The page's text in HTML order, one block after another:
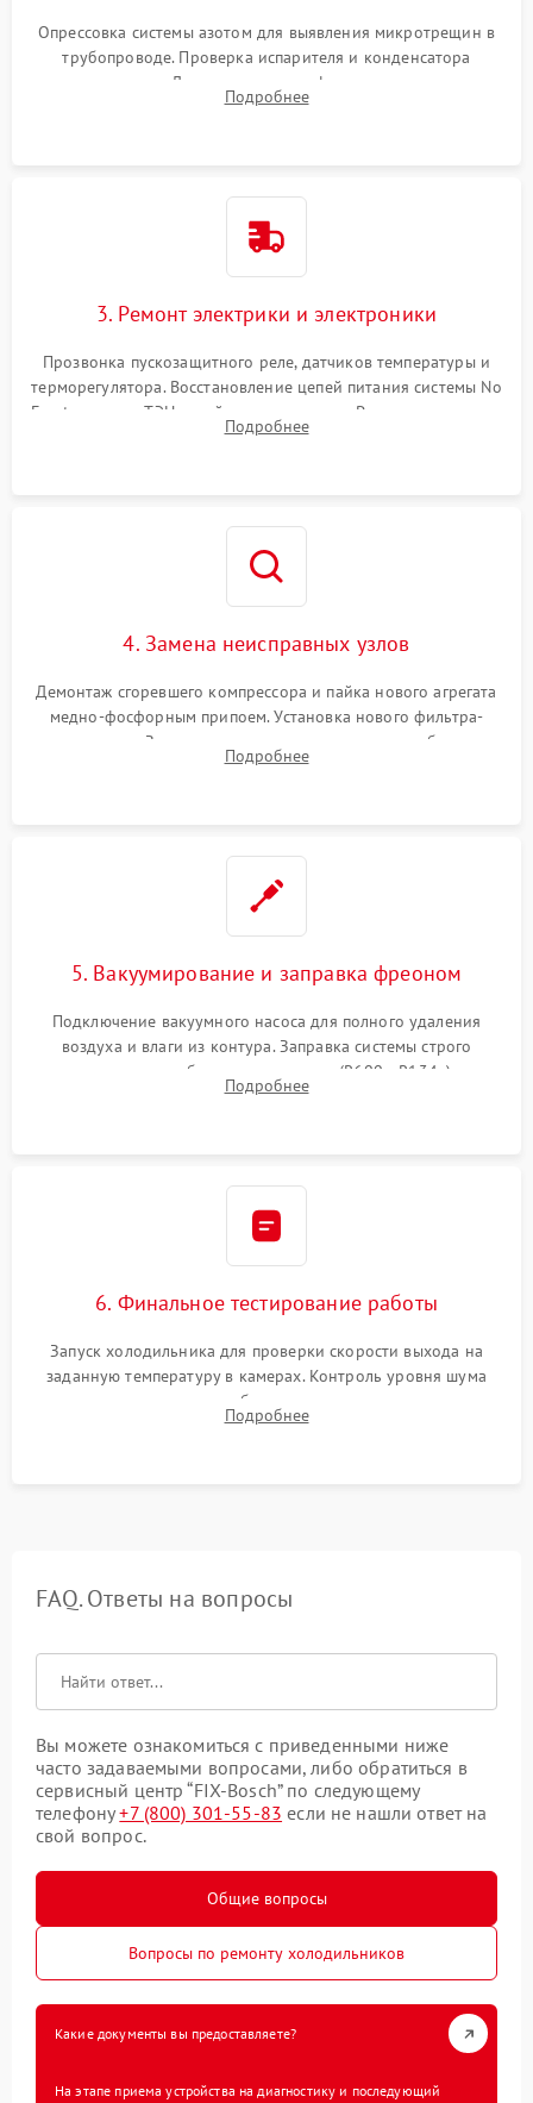
Опрессовка системы азотом для выявления микротрещин в
трубопроводе. Проверка испарителя и конденсатора
течеискателем. Демонтаж старого фильтра-осушителя и
продувка капиллярной трубки для устранения засоров.
Подробнее
3. Ремонт электрики и электроники
Прозвонка пускозащитного реле, датчиков температуры и
терморегулятора. Восстановление цепей питания системы No
Frost, включая ТЭН оттайки и вентилятор. Ремонт или замена
платы управления при сбоях алгоритмов.
Подробнее
4. Замена неисправных узлов
Демонтаж сгоревшего компрессора и пайка нового агрегата
медно-фосфорным припоем. Установка нового фильтра-
осушителя. Замена изношенных вентиляторов обдува,
сломанных заслонок или поврежденных дверных петель.
Подробнее
5. Вакуумирование и заправка фреоном
Подключение вакуумного насоса для полного удаления
воздуха и влаги из контура. Заправка системы строго
дозированным объемом хладагента (R600a, R134a) по
электронным весам. Контроль рабочего давления в системе.
Подробнее
6. Финальное тестирование работы
Запуск холодильника для проверки скорости выхода на
заданную температуру в камерах. Контроль уровня шума
компрессора, отсутствия обмерзания стенок и корректного
срабатывания системы автоматической оттайки.
Подробнее
FAQ. Ответы на вопросы
Вы можете ознакомиться с приведенными ниже
часто задаваемыми вопросами, либо обратиться в
сервисный центр “FIX-Bosch” по следующему
телефону+7 (800) 301-55-83 если не нашли ответ на
свой вопрос.
Общие вопросы
Вопросы по ремонту холодильников
Какие документы вы предоставляете?
На этапе приема устройства на диагностику и последующий